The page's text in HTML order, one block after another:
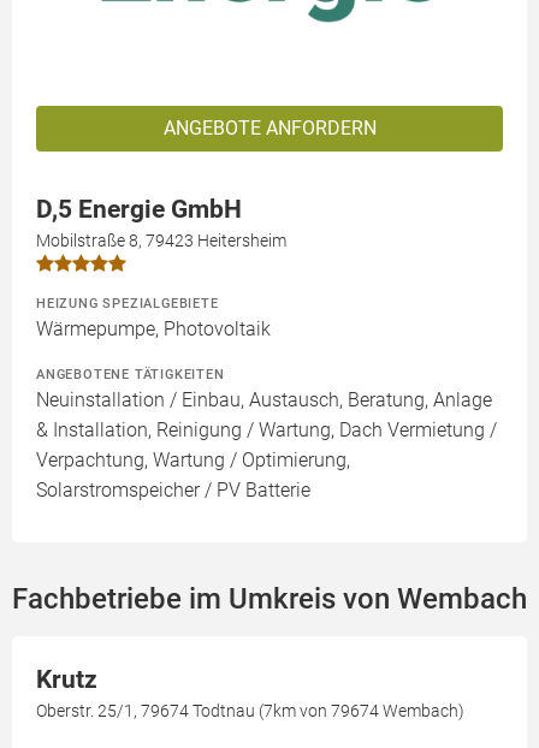
ANGEBOTE ANFORDERN
D,5 Energie GmbH
Mobilstraße 8, 79423 Heitersheim
HEIZUNG SPEZIALGEBIETE
Wärmepumpe, Photovoltaik
ANGEBOTENE TÄTIGKEITEN
Neuinstallation / Einbau, Austausch, Beratung, Anlage
& Installation, Reinigung / Wartung, Dach Vermietung /
Verpachtung, Wartung / Optimierung,
Solarstromspeicher / PV Batterie
Fachbetriebe im Umkreis von Wembach
Krutz
Oberstr. 25/1, 79674 Todtnau (7km von 79674 Wembach)